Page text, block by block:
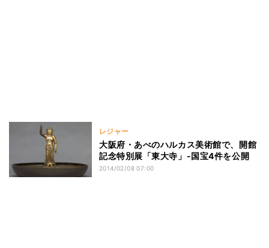
レジャー
大阪府・あべのハルカス美術館で、開館
記念特別展「東大寺」-国宝4件を公開
2014/02/08 07:00